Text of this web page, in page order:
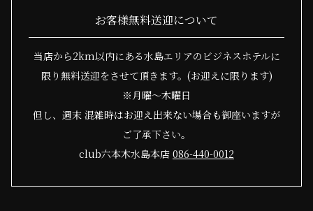
お客様無料送迎について
当店から2km以内にある水島エリアのビジネスホテルに
限り無料送迎をさせて頂きます。(お迎えに限ります)
※月曜～木曜日
但し、週末 混雑時はお迎え出来ない場合も御座いますが
ご了承下さい。
club六本木水島本店 086-440-0012